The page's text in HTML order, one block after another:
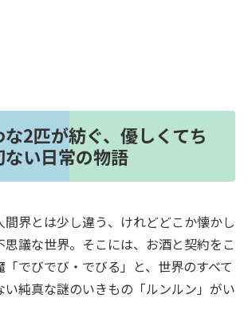
2匹が紡ぐ、優しくてち
ない日常の物語
間界とは少し違う、けれどどこか懐かし
思議な世界。そこには、お酒と契約をこ
でびでび・でびる」と、世界のすべて
純真な謎のいきもの「ルンルン」がい